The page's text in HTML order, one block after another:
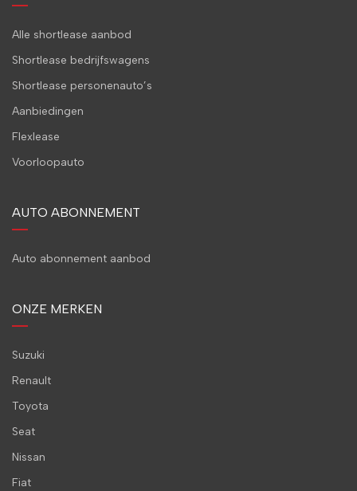
Alle shortlease aanbod
Shortlease bedrijfswagens
Shortlease personenauto’s
Aanbiedingen
Flexlease
Voorloopauto
AUTO ABONNEMENT
Auto abonnement aanbod
ONZE MERKEN
Suzuki
Renault
Toyota
Seat
Nissan
Fiat